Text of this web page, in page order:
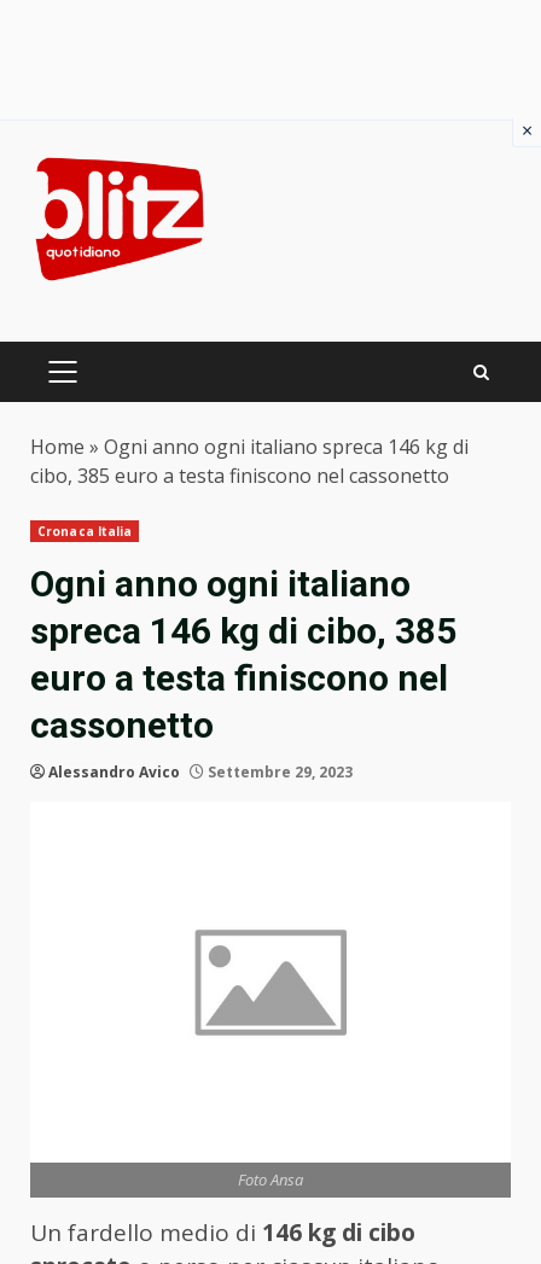
content
PRIMARY
Home » Ogni anno ogni italiano spreca 146 kg di
cibo, 385 euro a testa finiscono nel cassonetto
Cronaca Italia
Ogni anno ogni italiano
spreca 146 kg di cibo, 385
euro a testa finiscono nel
cassonetto
Alessandro Avico Settembre 29, 2023
Foto Ansa
Un fardello medio di 146 kg di cibo
×